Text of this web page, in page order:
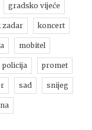
gradsko vijeće
zadar koncert
mobitel
policija promet
sad snijeg